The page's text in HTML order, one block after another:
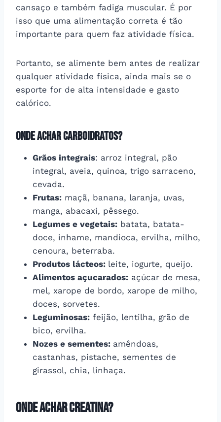
cansaço e também fadiga muscular. É por
isso que uma alimentação correta é tão
importante para quem faz atividade física.
Portanto, se alimente bem antes de realizar
qualquer atividade física, ainda mais se o
esporte for de alta intensidade e gasto
calórico.
Onde achar carboidratos?
Grãos integrais: arroz integral, pão
integral, aveia, quinoa, trigo sarraceno,
cevada.
Frutas: maçã, banana, laranja, uvas,
manga, abacaxi, pêssego.
Legumes e vegetais: batata, batata-
doce, inhame, mandioca, ervilha, milho,
cenoura, beterraba.
Produtos lácteos: leite, iogurte, queijo.
Alimentos açucarados: açúcar de mesa,
mel, xarope de bordo, xarope de milho,
doces, sorvetes.
Leguminosas: feijão, lentilha, grão de
bico, ervilha.
Nozes e sementes: amêndoas,
castanhas, pistache, sementes de
girassol, chia, linhaça.
Onde achar creatina?